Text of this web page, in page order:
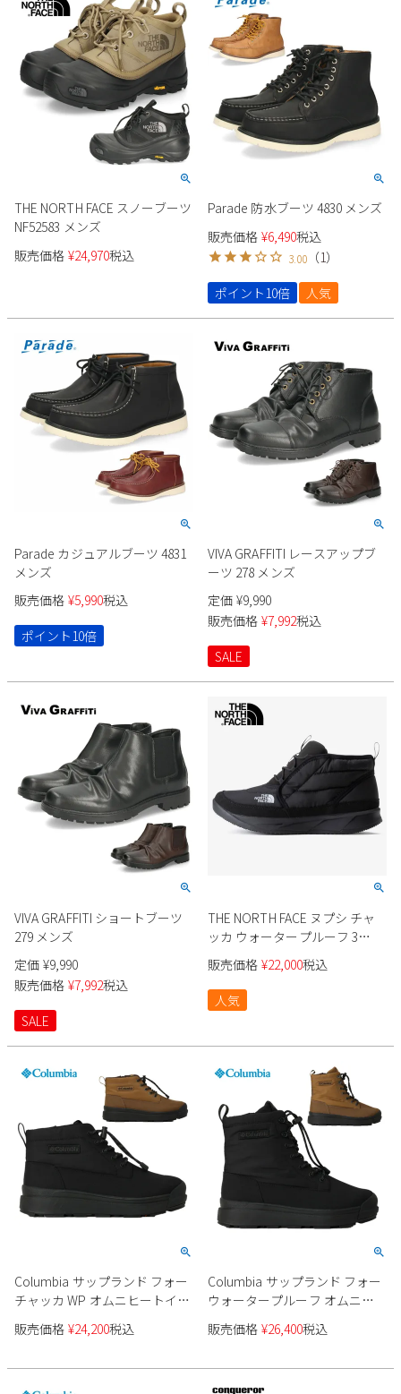
new balance
営業日カレンダー
休業日 お問い合わせ窓口休業日
2026 年8月
月 火 木 金
2
3 4 6 7
8
9
10 13 14
16
17 20 21
27 28
2026 年9月
月 金
土
3 4
6
8 10 11
13
14 15 17 18
19
21 22
26
28 29
新規会員登録
プライバシーポリシー
特定商取引法に基づく表示
お問い合わせ
THE NORTH FACE スノーブーツ
NF52583 メンズ
販売価格 ¥24,970税込
Parade 防水ブーツ 4830 メンズ
販売価格 ¥6,490税込
3.00 （1）
ポイント10倍
人気
Parade カジュアルブーツ 4831
メンズ
販売価格 ¥5,990税込
ポイント10倍
VIVA GRAFFITI レースアップブ
ーツ 278 メンズ
定価 ¥9,990
販売価格 ¥7,992税込
SALE
VIVA GRAFFITI ショートブーツ
279 メンズ
定価 ¥9,990
販売価格 ¥7,992税込
SALE
THE NORTH FACE ヌプシ チャ
ッカ ウォータープルーフ 3
NF52573 ユニセックス
販売価格 ¥22,000税込
人気
Columbia サップランド フォー
チャッカ WP オムニヒートイン
フィニティ YU9682 ユニセック
ス
販売価格 ¥24,200税込
Columbia サップランド フォー
ウォータープルーフ オムニヒ
ートインフィニティ YU9626 ユ
ニセックス
販売価格 ¥26,400税込